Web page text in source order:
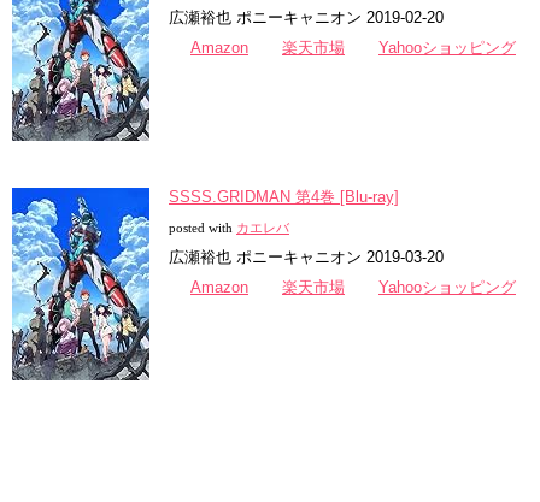
広瀬裕也 ポニーキャニオン 2019-02-20
Amazon
楽天市場 Yahooショッピング
SSSS.GRIDMAN 第4巻 [Blu-ray]
posted with カエレバ
広瀬裕也 ポニーキャニオン 2019-03-20
Amazon
楽天市場 Yahooショッピング